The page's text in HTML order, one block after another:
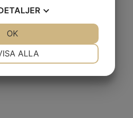
ALLA
OK